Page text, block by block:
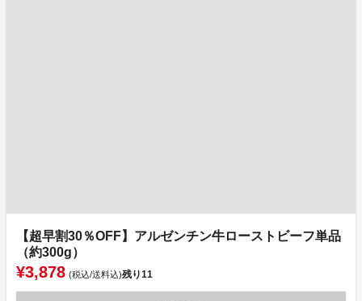
【超早割30％OFF】アルゼンチン牛ローストビーフ単品
（約300g）
¥3,878 (税込/送料込)残り11